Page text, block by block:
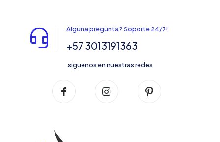
Alguna pregunta? Soporte 24/7!
+57 3013191363
siguenos en nuestras redes